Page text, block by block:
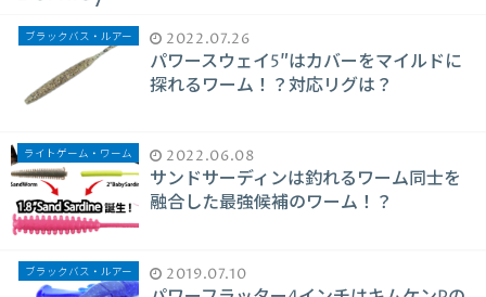
ブラックバス・ルアー 2022.07.26
パワースウェイ5″はカバーをマイルドに
探れるワーム！？対応リグは？
ライトゲーム・ワーム 2022.06.08
サンドサーディンは釣れるワーム同士を
融合した最強候補のワーム！？
ブラックバス・ルアー 2019.07.10